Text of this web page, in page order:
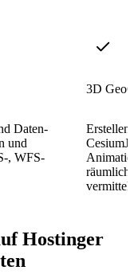
Daten-
und
, WFS-
3D
Erstellen
Hostinger